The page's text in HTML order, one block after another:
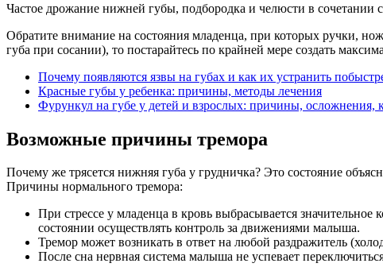
Частое дрожание нижней губы, подбородка и челюсти в
Обратите внимание на состояния младенца, при которых ручки,
губа при сосании), то постарайтесь по крайней мере создать
Почему появляются язвы на губах и как их устранить
Красные губы у ребенка: причины, методы лечения
Фурункул на губе у детей и взрослых: причины, осложнения,
Возможные причины тремора
Почему же трясется нижняя губа у грудничка? Это состояние
Причины нормального тремора:
При стрессе у младенца в кровь выбрасывается
состоянии осуществлять контроль за движениями малыша.
Тремор может возникать в ответ на любой раздражитель
После сна нервная система малыша не успевает